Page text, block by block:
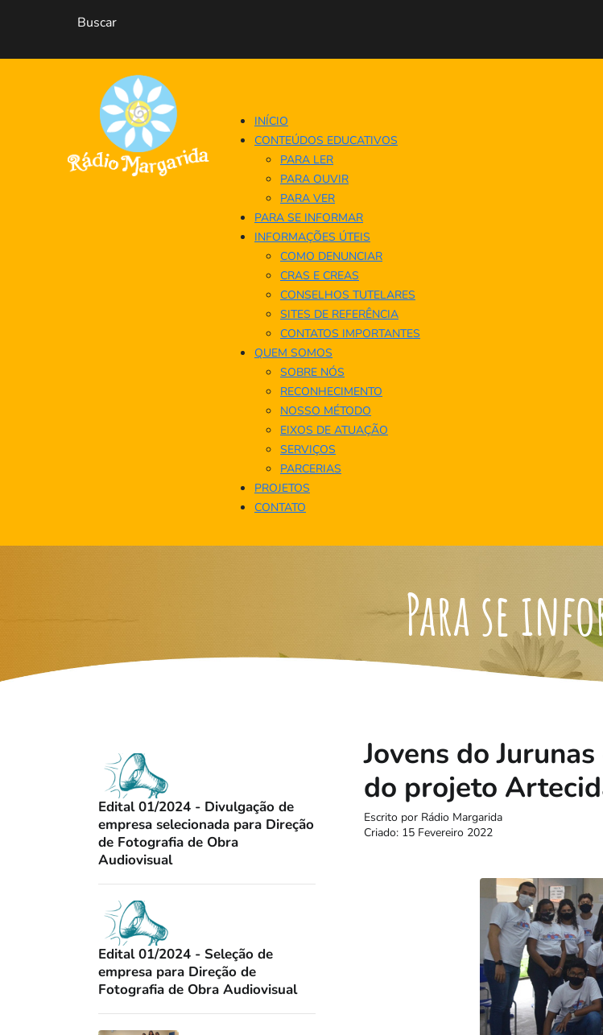
INÍCIO
CONTEÚDOS EDUCATIVOS
PARA LER
PARA OUVIR
PARA VER
PARA SE INFORMAR
INFORMAÇÕES ÚTEIS
COMO DENUNCIAR
CRAS E CREAS
CONSELHOS TUTELARES
SITES DE REFERÊNCIA
CONTATOS IMPORTANTES
QUEM SOMOS
SOBRE NÓS
RECONHECIMENTO
NOSSO MÉTODO
EIXOS DE ATUAÇÃO
SERVIÇOS
PARCERIAS
PROJETOS
CONTATO
Para se
Edital 01/2024 - Divulgação de
empresa selecionada para Direção
de Fotografia de Obra
Audiovisual
Edital 01/2024 - Seleção de
empresa para Direção de
Fotografia de Obra Audiovisual
Jovens do
do projeto
Escrito por Rádio Margarida
Criado: 15 Fevereiro 2022